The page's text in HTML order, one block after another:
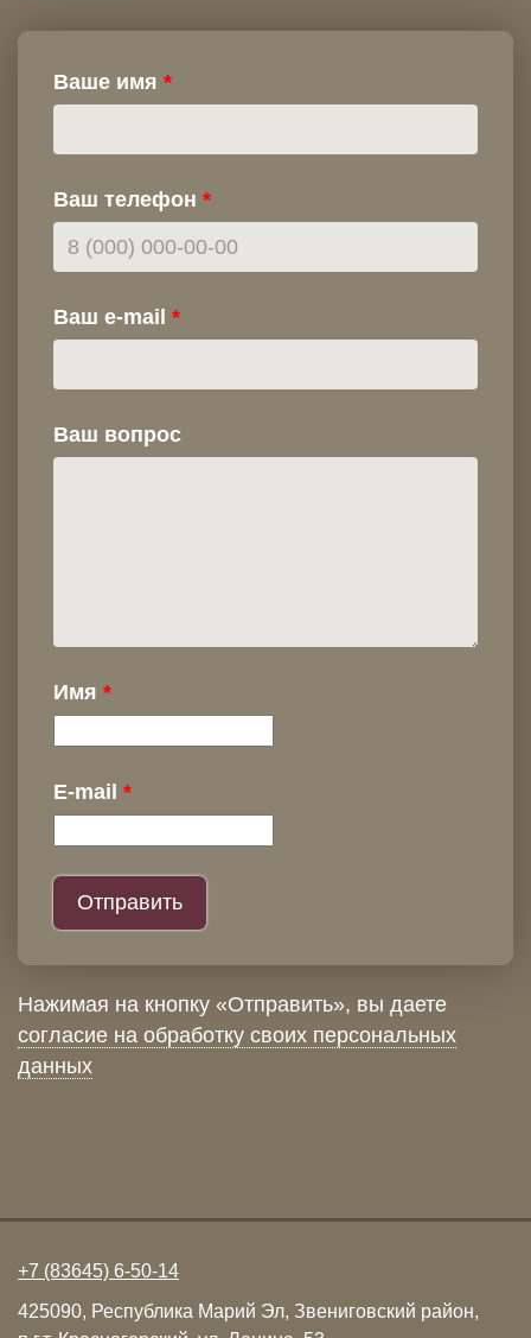
Ваше имя
Ваш телефон
Ваш e-mail
Ваш вопрос
Имя
E-mail
Нажимая на кнопку «Отправить», вы даете
согласие на обработку своих персональных
данных
+7 (83645) 6-50-14
425090, Республика Марий Эл, Звениговский район,